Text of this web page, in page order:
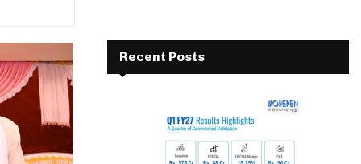
Recent Posts